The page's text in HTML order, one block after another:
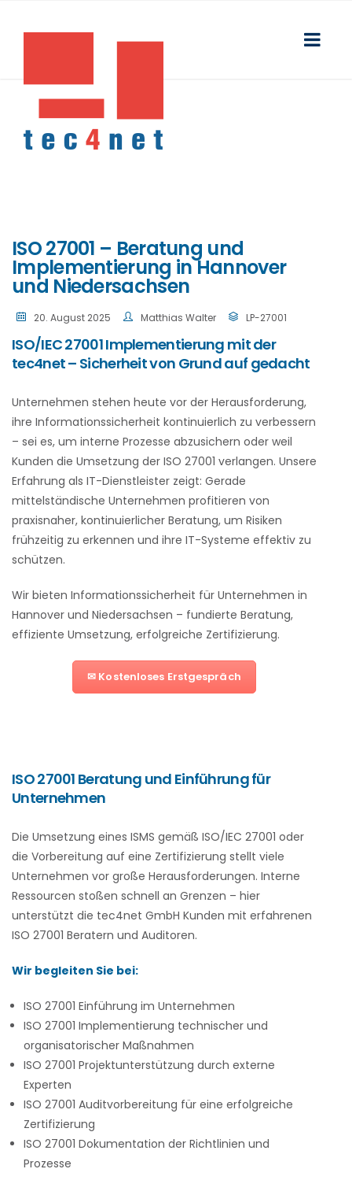
ISO 27001 – Beratung und
Implementierung in Hannover
und Niedersachsen
20. August 2025 Matthias Walter LP-27001
ISO/IEC 27001 Implementierung mit der
tec4net – Sicherheit von Grund auf gedacht
Unternehmen stehen heute vor der Herausforderung,
ihre Informationssicherheit kontinuierlich zu verbessern
– sei es, um interne Prozesse abzusichern oder weil
Kunden die Umsetzung der ISO 27001 verlangen. Unsere
Erfahrung als IT-Dienstleister zeigt: Gerade
mittelständische Unternehmen profitieren von
praxisnaher, kontinuierlicher Beratung, um Risiken
frühzeitig zu erkennen und ihre IT-Systeme effektiv zu
schützen.
Wir bieten Informationssicherheit für Unternehmen in
Hannover und Niedersachsen – fundierte Beratung,
effiziente Umsetzung, erfolgreiche Zertifizierung.
✉ Kostenloses Erstgespräch
ISO 27001 Beratung und Einführung für
Unternehmen
Die Umsetzung eines ISMS gemäß ISO/IEC 27001 oder
die Vorbereitung auf eine Zertifizierung stellt viele
Unternehmen vor große Herausforderungen. Interne
Ressourcen stoßen schnell an Grenzen – hier
unterstützt die tec4net GmbH Kunden mit erfahrenen
ISO 27001 Beratern und Auditoren.
Wir begleiten Sie bei:
ISO 27001 Einführung im Unternehmen
ISO 27001 Implementierung technischer und
organisatorischer Maßnahmen
ISO 27001 Projektunterstützung durch externe
Experten
ISO 27001 Auditvorbereitung für eine erfolgreiche
Zertifizierung
ISO 27001 Dokumentation der Richtlinien und
Prozesse